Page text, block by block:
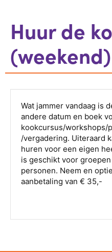
Huur de
(weekend)